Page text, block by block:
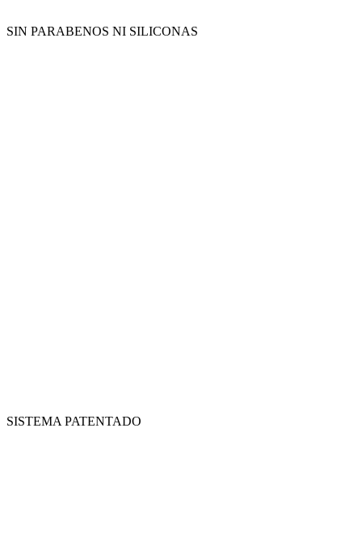
SIN PARABENOS NI SILICONAS
SISTEMA PATENTADO